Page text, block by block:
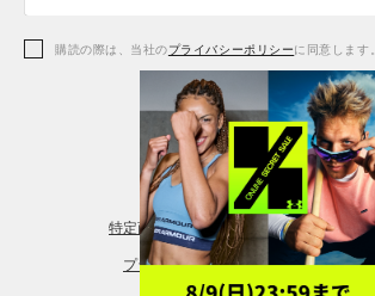
アクセサリー
レギンス＆タイツ
シューズ
購読の際は、当社のプライバシーポリシーに同意します。
特定商取引法に基づく通販の表記
プライバシーポリシー